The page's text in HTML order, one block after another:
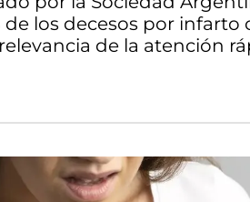
los decesos por
de la atención